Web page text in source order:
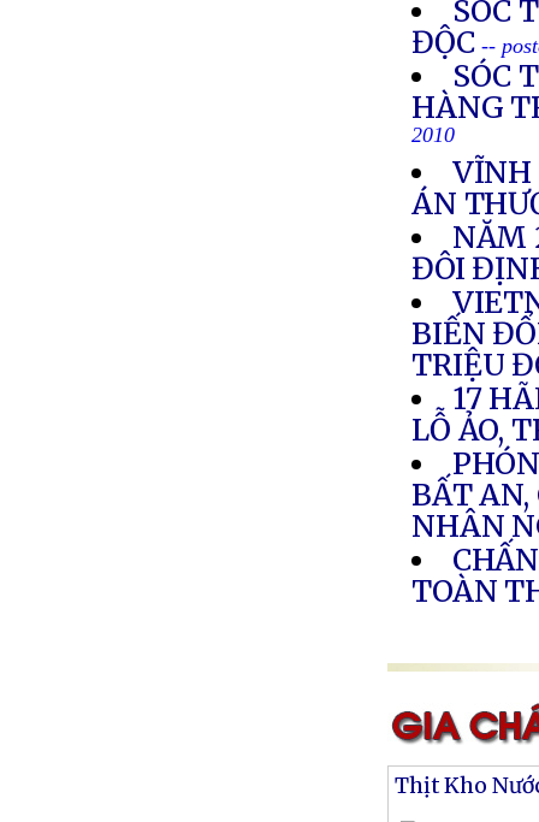
SÓC
ĐỘC--
SÓC
HÀNG
2010
VĨNH
ÁN
NĂM
ĐÔI
BIẾN
TRIỆU
17
LỖ ẢO,
BẤT AN,
NHÂN
TOÀN
Thịt Kho